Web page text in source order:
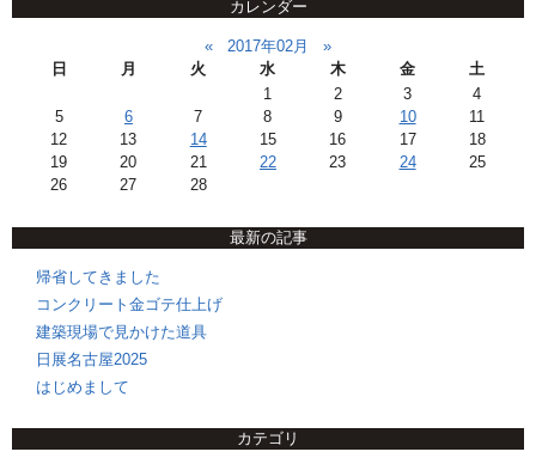
カレンダー
« 2017年02月
»
日
月 火 水 木 金
土
1
2 3
4
5
6 7 8 9 10
11
12
13 14 15 16 17
18
19
20 21 22 23 24
25
26
27 28
最新の記事
帰省してきました
コンクリート金ゴテ仕上げ
建築現場で見かけた道具
日展名古屋2025
はじめまして
カテゴリ